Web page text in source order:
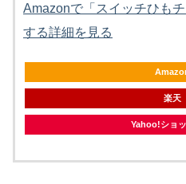
Amazonで「スイッチひも
する詳細を見る
楽天
Yahoo!ショ